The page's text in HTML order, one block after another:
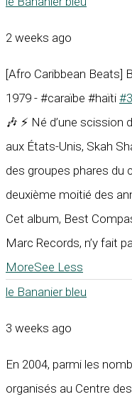
2 weeks ago
[Afro Caribbean Beats]
1979 - #caraïbe #haïti
🎶 ⚡ Né d’une
aux États-Unis, Skah
des groupes phares du
deuxième moitié des
Cet album, Best
Marc Records, n’y fait
MoreSee Less
le Bananier bleu
3 weeks ago
En 2004, parmi les
organisés au Centre